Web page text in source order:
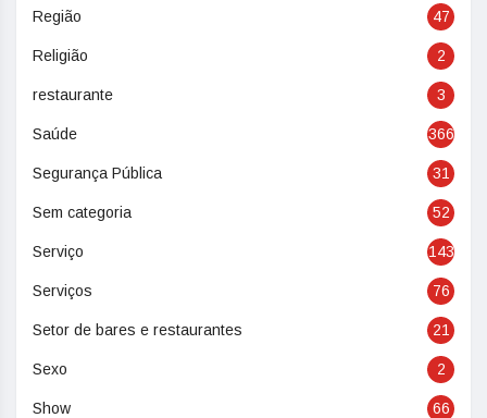
Região 47
Religião 2
restaurante 3
Saúde 366
Segurança Pública 31
Sem categoria 52
Serviço 143
Serviços 76
Setor de bares e restaurantes 21
Sexo 2
Show 66